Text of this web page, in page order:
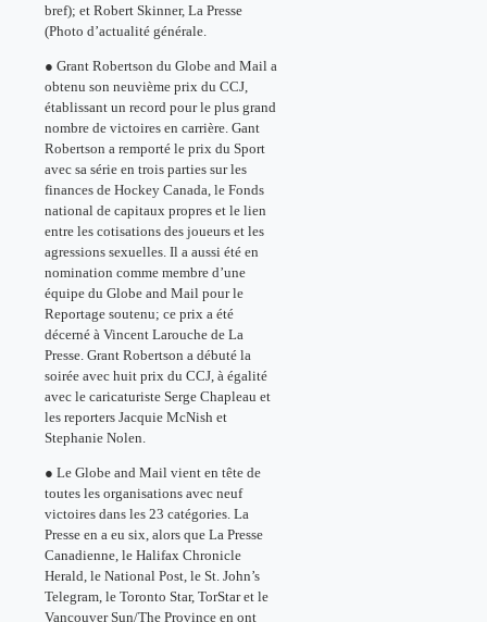
bref); et Robert Skinner, La Presse
(Photo d’actualité générale.
● Grant Robertson du Globe and Mail a
obtenu son neuvième prix du CCJ,
établissant un record pour le plus grand
nombre de victoires en carrière. Gant
Robertson a remporté le prix du Sport
avec sa série en trois parties sur les
finances de Hockey Canada, le Fonds
national de capitaux propres et le lien
entre les cotisations des joueurs et les
agressions sexuelles. Il a aussi été en
nomination comme membre d’une
équipe du Globe and Mail pour le
Reportage soutenu; ce prix a été
décerné à Vincent Larouche de La
Presse. Grant Robertson a débuté la
soirée avec huit prix du CCJ, à égalité
avec le caricaturiste Serge Chapleau et
les reporters Jacquie McNish et
Stephanie Nolen.
● Le Globe and Mail vient en tête de
toutes les organisations avec neuf
victoires dans les 23 catégories. La
Presse en a eu six, alors que La Presse
Canadienne, le Halifax Chronicle
Herald, le National Post, le St. John’s
Telegram, le Toronto Star, TorStar et le
Vancouver Sun/The Province en ont